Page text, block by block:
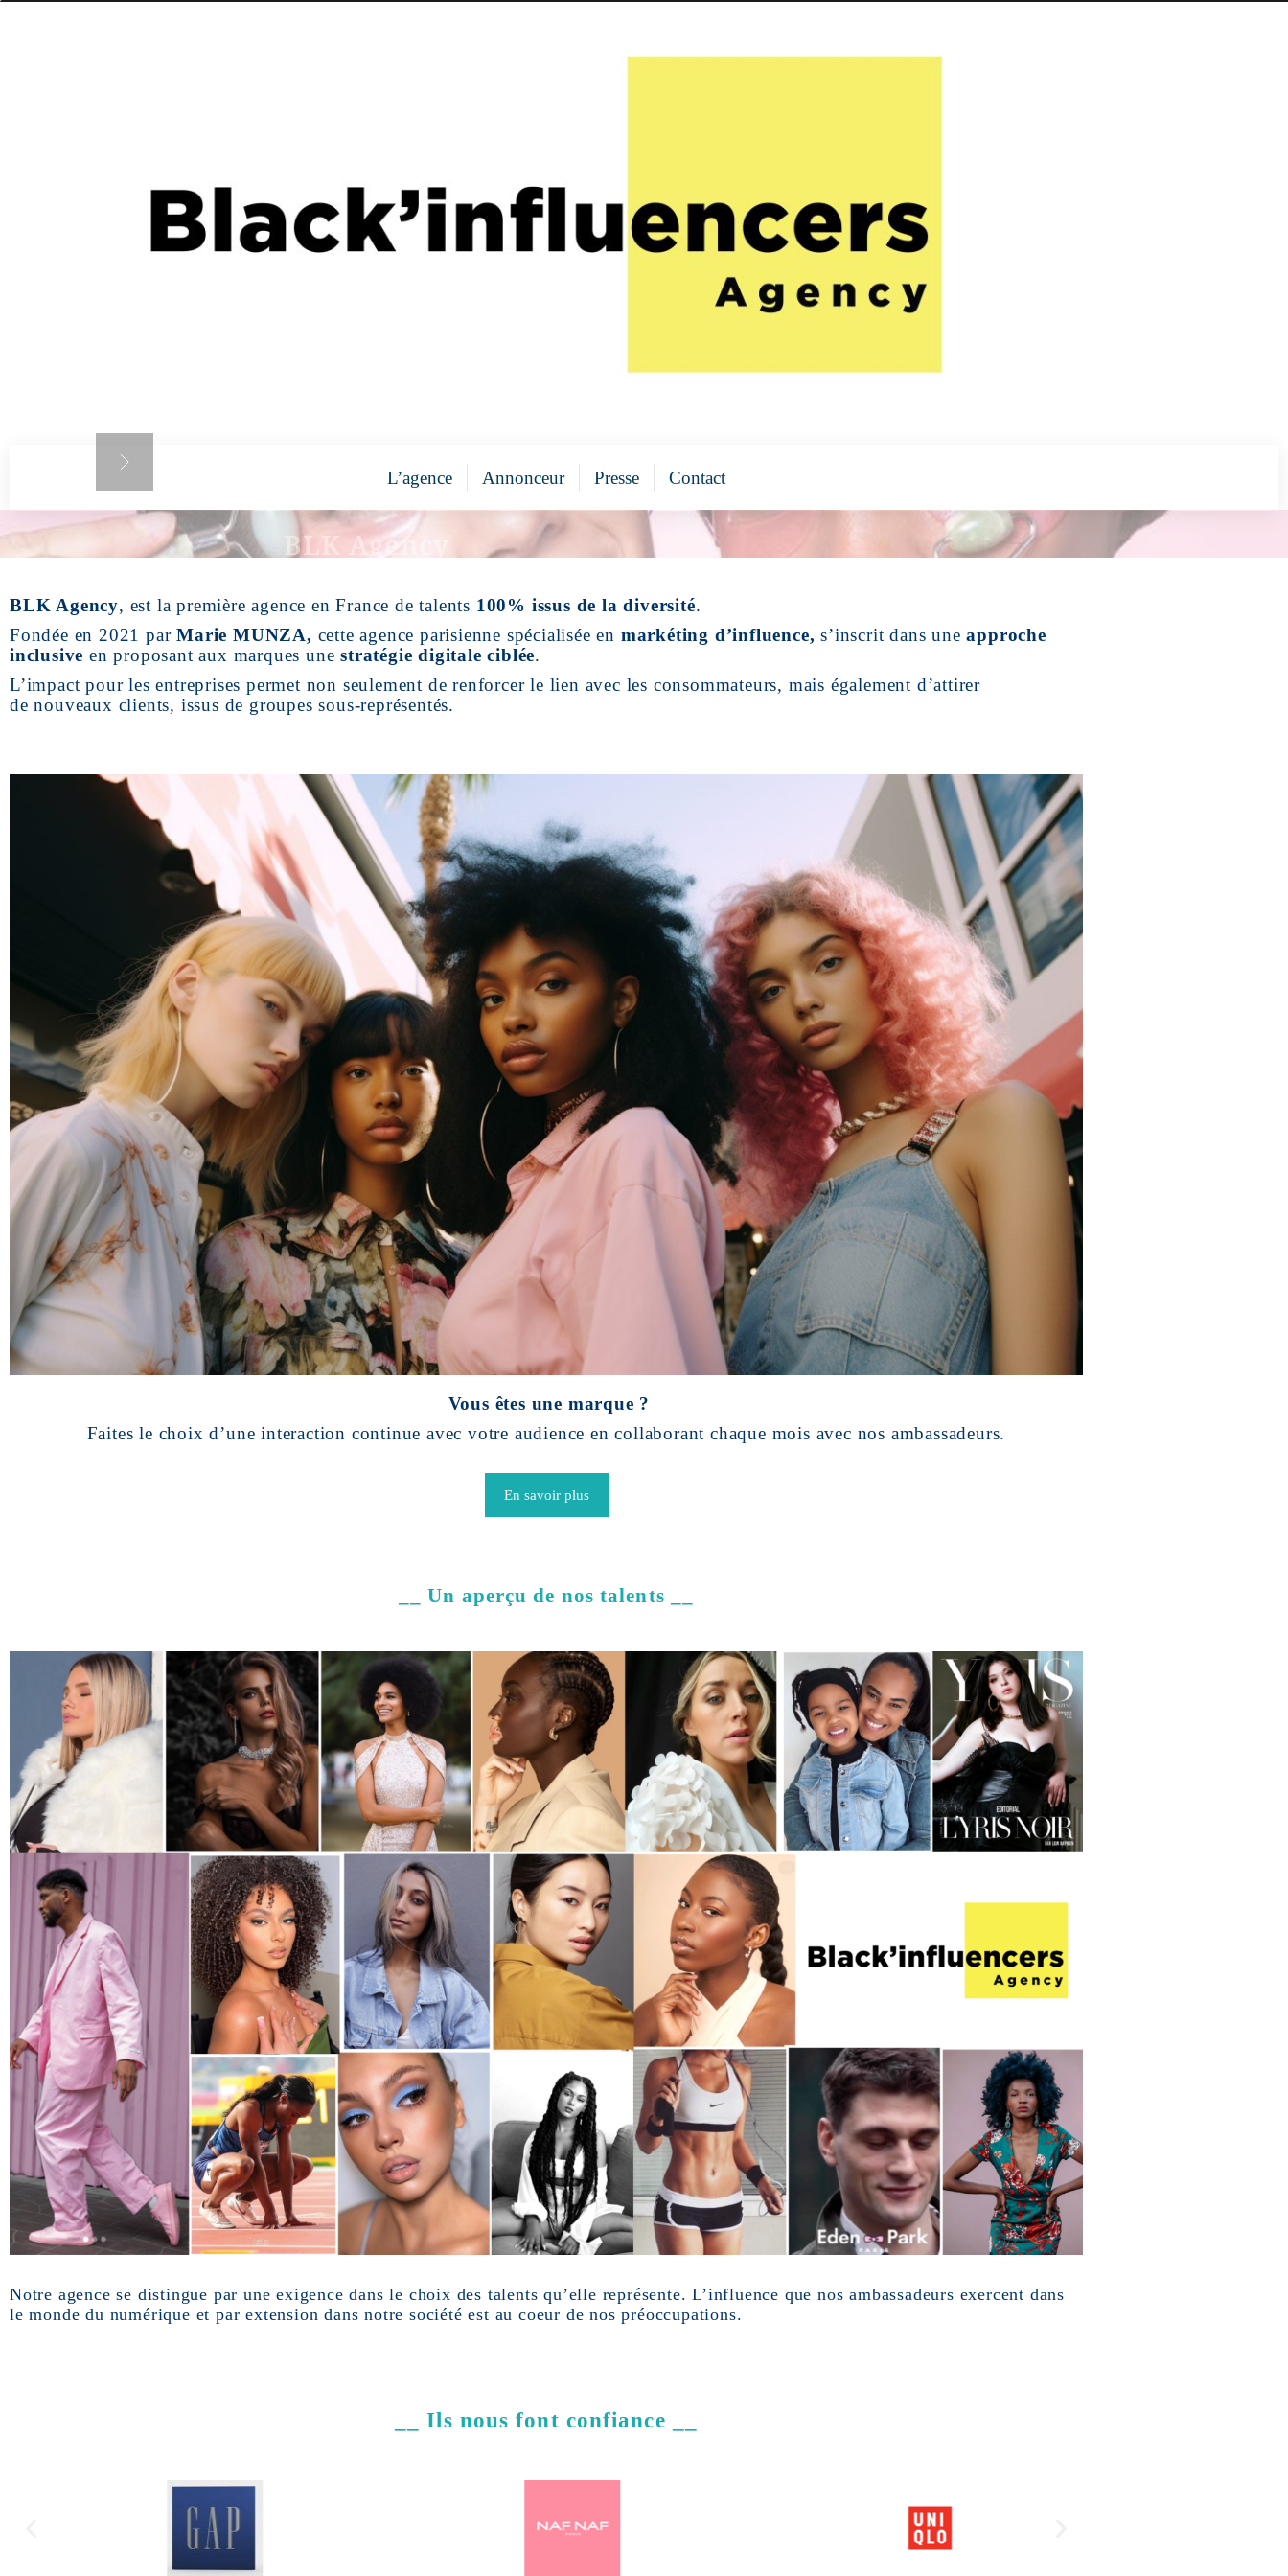
L’agence Annonceur Presse Contact
BLK Agency
BLK Agency, est la première agence en France de talents 100% issus de la diversité.
Fondée en 2021 parMarie MUNZA, cette agence parisienne spécialisée en markéting d’influence, s’inscrit dans uneapproche
inclusive en proposant aux marques unestratégie digitale ciblée.
L’impact pour les entreprises permet non seulement de renforcer le lien avec les consommateurs, mais également d’attirer
de nouveaux clients, issus de groupes sous-représentés.
Vous êtes une marque ?
Faites le choix d’une interaction continue avec votre audience en collaborant chaque mois avec nos ambassadeurs.
En savoir plus
__ Un aperçu de nos talents __
Notre agence se distingue par une exigence dans le choix des talents qu’elle représente. L’influence que nos ambassadeurs exercent dans
le monde du numérique et par extension dans notre société est au coeur de nos préoccupations.
__ Ils nous font confiance __